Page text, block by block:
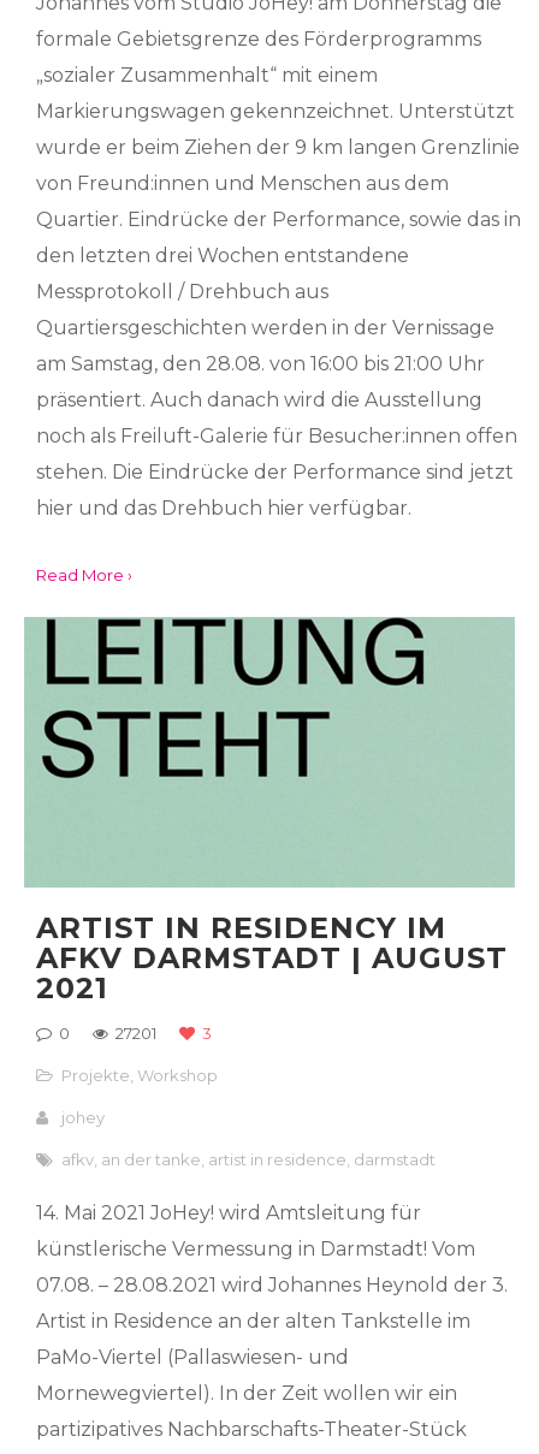
formale Gebietsgrenze des Förderprogramms
„sozialer Zusammenhalt“ mit einem
Markierungswagen gekennzeichnet. Unterstützt
wurde er beim Ziehen der 9 km langen Grenzlinie
von Freund:innen und Menschen aus dem
Quartier. Eindrücke der Performance, sowie das in
den letzten drei Wochen entstandene
Messprotokoll / Drehbuch aus
Quartiersgeschichten werden in der Vernissage
am Samstag, den 28.08. von 16:00 bis 21:00 Uhr
präsentiert. Auch danach wird die Ausstellung
noch als Freiluft-Galerie für Besucher:innen offen
stehen. Die Eindrücke der Performance sind jetzt
hier und das Drehbuch hier verfügbar.
Read More ›
ARTIST IN RESIDENCY IM
AFKV DARMSTADT | AUGUST
2021
0 27201 3
Projekte ,Workshop
johey
afkv an der tanke artist in residence darmstadt
14. Mai 2021 JoHey! wird Amtsleitung für
künstlerische Vermessung in Darmstadt! Vom
07.08. – 28.08.2021 wird Johannes Heynold der 3.
Artist in Residence an der alten Tankstelle im
PaMo-Viertel (Pallaswiesen- und
Mornewegviertel). In der Zeit wollen wir ein
partizipatives Nachbarschafts-Theater-Stück